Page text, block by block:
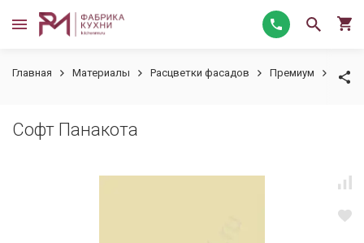
Главная Материалы Расцветки фасадов Премиум
Софт Панакота